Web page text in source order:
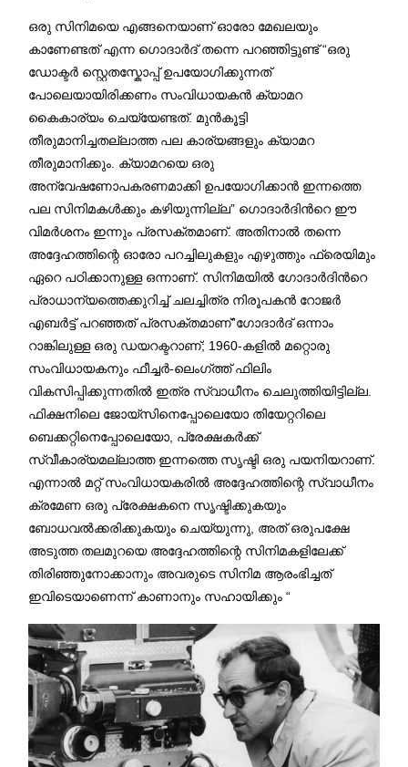
ഒരു സിനിമയെ എങ്ങനെയാണ് ഓരോ മേഖലയും
കാണേണ്ടത് എന്ന ഗൊദാർദ് തന്നെ പറഞ്ഞിട്ടുണ്ട് “ഒരു
ഡോക്ടർ സ്റ്റെതസ്കോപ്പ് ഉപയോഗിക്കുന്നത്
പോലെയായിരിക്കണം സംവിധായകൻ ക്യാമറ
കൈകാര്യം ചെയ്യേണ്ടത്. മുൻകൂട്ടി
തീരുമാനിച്ചതല്ലാത്ത പല കാര്യങ്ങളും ക്യാമറ
തീരുമാനിക്കും. ക്യാമറയെ ഒരു
അന്വേഷണോപകരണമാക്കി ഉപയോഗിക്കാൻ ഇന്നത്തെ
പല സിനിമകൾക്കും കഴിയുന്നില്ല” ഗൊദാർദിൻറെ ഈ
വിമർശനം ഇന്നും പ്രസക്തമാണ്. അതിനാൽ തന്നെ
അദ്ദേഹത്തിന്റെ ഓരോ പറച്ചിലുകളും എഴുത്തും ഫ്രെയിമും
ഏറെ പഠിക്കാനുള്ള ഒന്നാണ്. സിനിമയിൽ ഗോദാർദിൻറെ
പ്രാധാന്യത്തെക്കുറിച്ച് ചലച്ചിത്ര നിരൂപകൻ റോജർ
എബർട്ട് പറഞ്ഞത് പ്രസക്തമാണ്”ഗോദാർദ് ഒന്നാം
റാങ്കിലുള്ള ഒരു ഡയറക്ടറാണ്; 1960-കളിൽ മറ്റൊരു
സംവിധായകനും ഫീച്ചർ-ലെംഗ്ത്ത് ഫിലിം
വികസിപ്പിക്കുന്നതിൽ ഇത്ര സ്വാധീനം ചെലുത്തിയിട്ടില്ല.
ഫിക്ഷനിലെ ജോയ്സിനെപ്പോലെയോ തിയേറ്ററിലെ
ബെക്കറ്റിനെപ്പോലെയോ, പ്രേക്ഷകർക്ക്
സ്വീകാര്യമല്ലാത്ത ഇന്നത്തെ സൃഷ്ടി ഒരു പയനിയറാണ്.
എന്നാൽ മറ്റ് സംവിധായകരിൽ അദ്ദേഹത്തിന്റെ സ്വാധീനം
ക്രമേണ ഒരു പ്രേക്ഷകനെ സൃഷ്ടിക്കുകയും
ബോധവൽക്കരിക്കുകയും ചെയ്യുന്നു, അത് ഒരുപക്ഷേ
അടുത്ത തലമുറയെ അദ്ദേഹത്തിന്റെ സിനിമകളിലേക്ക്
തിരിഞ്ഞുനോക്കാനും അവരുടെ സിനിമ ആരംഭിച്ചത്
ഇവിടെയാണെന്ന് കാണാനും സഹായിക്കും “